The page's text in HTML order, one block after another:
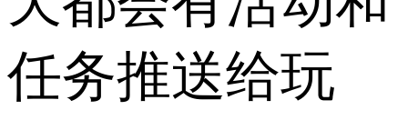
任务推送给玩